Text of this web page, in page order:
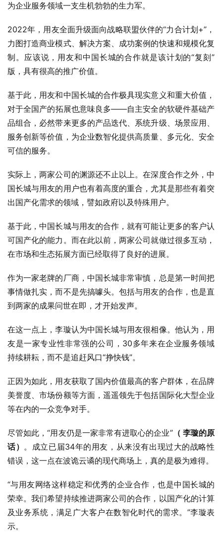
为企业服务领域一支生机勃勃的生力军。
2022年，用友全面升级面向战略联盟伙伴的“力合计划+”，
力图打造商业模式、解决方案、成功案例的快速和规模化复
制。应该说，用友和中国长城的合作就是该计划的“复刻”
版，具有很高的推广价值。
基于此，用友和中国长城的合作极具现实意义和重大价值，
对于全国产的拓展也意味良多——自主安全的软硬件基础产
品组合，必然带来更多的产品迭代、系统升级、场景应用、
服务创新等价值，为企业数智化提供高质量、多元化、安全
可信的服务。
实际上，两家公司的渊源还不止以上。在深度合作之外，中
国长城与用友的用户也有着高度的重合，尤其是那些有着突
出国产化需求的领域，譬如政府以及特殊用户。
基于此，中国长城与用友的合作，就有可能让更多的客户认
可国产化的能力。而在此以前，两家公司就做过很多互动，
在市场和生态拓展方面已经取得了良好的进展。
作为一家老牌的厂商，中国长城非常审慎，总是第一时间把
事情做扎实，而不是先搞噱头。包括与用友的合作，也是直
到两家的成果问世在即，才开始发声。
在这一点上，李璇认为中国长城与用友很相像。他认为，用
友是一家专业性非常强的公司，30多年来在企业服务领域
持续耕耘，而不是追赶风口“挣快钱”。
正因为如此，用友获取了国内价值最高的客户群体，在品牌
美誉度、市场份额等方面，遥遥领先于包括国际化大型企业
等在内的一众竞争对手。
尽管如此，“用友仍是一家非常有进取心的企业”（ 李璇的原
话） 。成立已届34年的用友，从来没有出现过大的战略性
错误，这一点在波诡云谲的现代商场上，真的是极为难得。
“与用友网络这样稳定和优秀的企业合作，也是中国长城的
荣幸。我们希望持续推进两家公司的合作，以国产化的计算
及业务系统，满足广大客户在数智化时代的需求。”李璇表
示。